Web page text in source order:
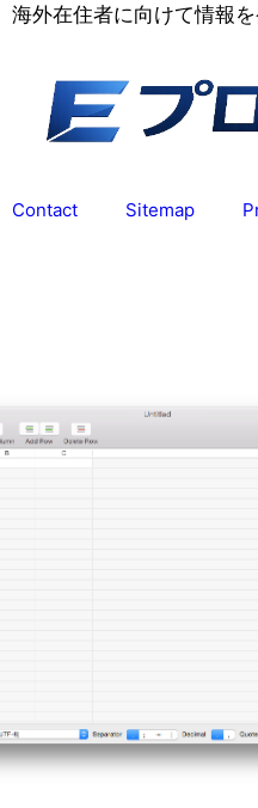
海外在住者に向けて情報を
Contact Sitemap